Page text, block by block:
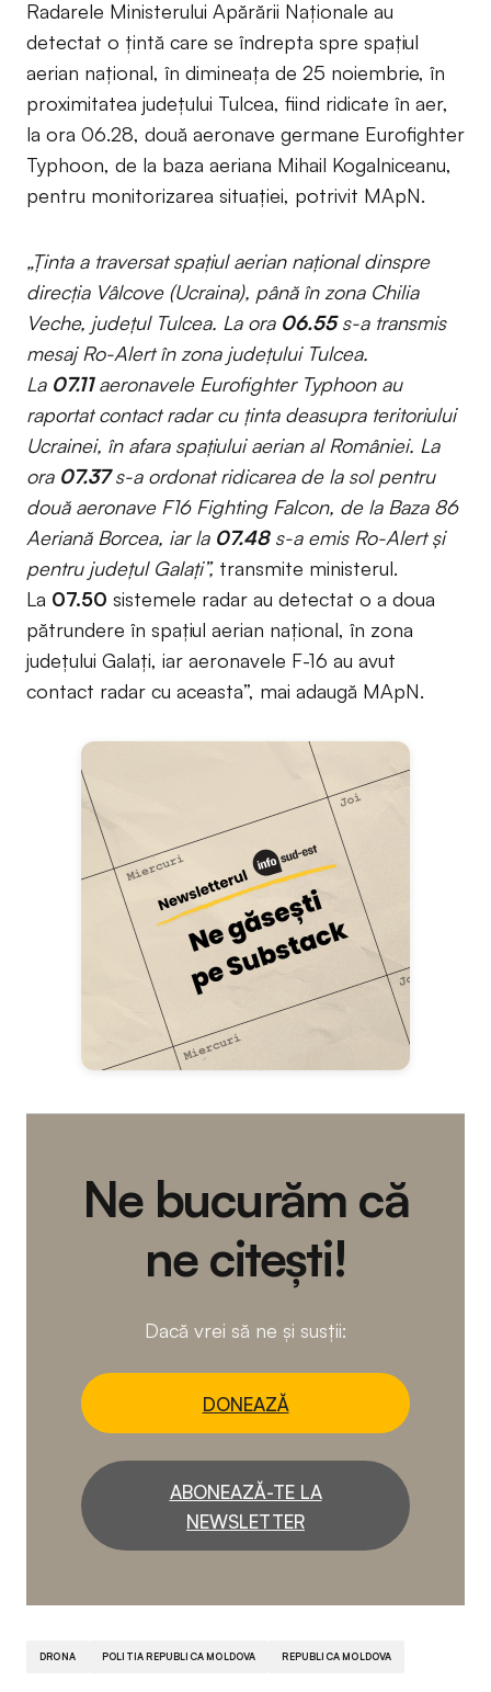
Radarele Ministerului Apărării Naționale au
detectat o țintă care se îndrepta spre spațiul
aerian național, în dimineața de 25 noiembrie, în
proximitatea județului Tulcea, fiind ridicate în aer,
la ora 06.28, două aeronave germane Eurofighter
Typhoon, de la baza aeriana Mihail Kogalniceanu,
pentru monitorizarea situației, potrivit MApN.
„Ținta a traversat spațiul aerian național dinspre
direcția Vâlcove (Ucraina), până în zona Chilia
Veche, județul Tulcea. La ora 06.55s-a transmis
mesaj Ro-Alert în zona județului Tulcea.
La 07.11aeronavele Eurofighter Typhoon au
raportat contact radar cu ținta deasupra teritoriului
Ucrainei, în afara spațiului aerian al României. La
ora 07.37s-a ordonat ridicarea de la sol pentru
două aeronave F16 Fighting Falcon, de la Baza 86
Aeriană Borcea, iar la 07.48s-a emis Ro-Alert și
pentru județul Galați”, transmite ministerul.
La 07.50 sistemele radar au detectat o a doua
pătrundere în spațiul aerian național, în zona
județului Galați, iar aeronavele F-16 au avut
contact radar cu aceasta”, mai adaugă MApN.
Ne bucurăm că
ne citești!
Dacă vrei să ne și susții:
DONEAZĂ
ABONEAZĂ-TE LA
NEWSLETTER
DRONA POLITIA REPUBLICA MOLDOVA REPUBLICA MOLDOVA